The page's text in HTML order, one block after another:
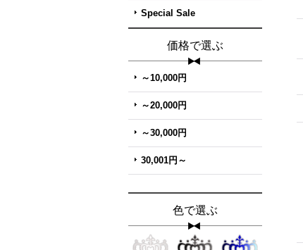
Special Sale
価格で選ぶ
～10,000円
～20,000円
～30,000円
30,001円～
色で選ぶ